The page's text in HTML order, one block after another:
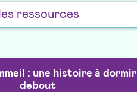
: une histoire à dormir
debout